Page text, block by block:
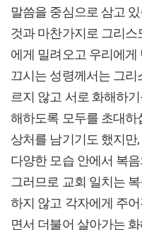
말씀을 중심으로 삼고
것과 마찬가지로 그리
에게 밀려오고 우리에
끄시는 성령께서는 그
르지 않고 서로 화해하
해하도록 모두를 초대
상처를 남기기도 했지
다양한 모습 안에서 복
그러므로 교회 일치는
하지 않고 각자에게 주
면서 더불어 살아가는